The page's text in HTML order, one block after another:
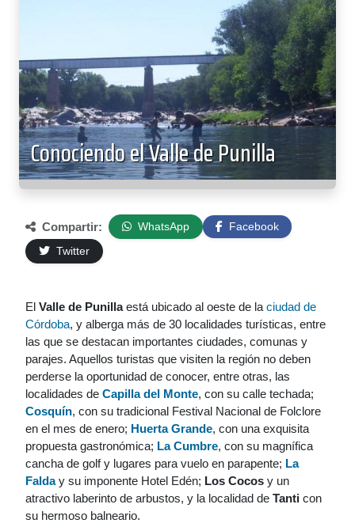
Conociendo el Valle de Punilla
Compartir: WhatsApp
Facebook
Twitter
El Valle de Punillaestá ubicado al oeste de la ciudad de
Córdoba, y alberga más de 30 localidades turísticas, entre
las que se destacan importantes ciudades, comunas y
parajes. Aquellos turistas que visiten la región no deben
perderse la oportunidad de conocer, entre otras, las
localidades de Capilla del Monte, con su calle techada;
Cosquín, con su tradicional Festival Nacional de Folclore
en el mes de enero; Huerta Grande, con una exquisita
propuesta gastronómica; La Cumbre, con su magnífica
cancha de golf y lugares para vuelo en parapente; La
Falday su imponente Hotel Edén; Los Cocos y un
atractivo laberinto de arbustos, y la localidad de Tanti con
su hermoso balneario.